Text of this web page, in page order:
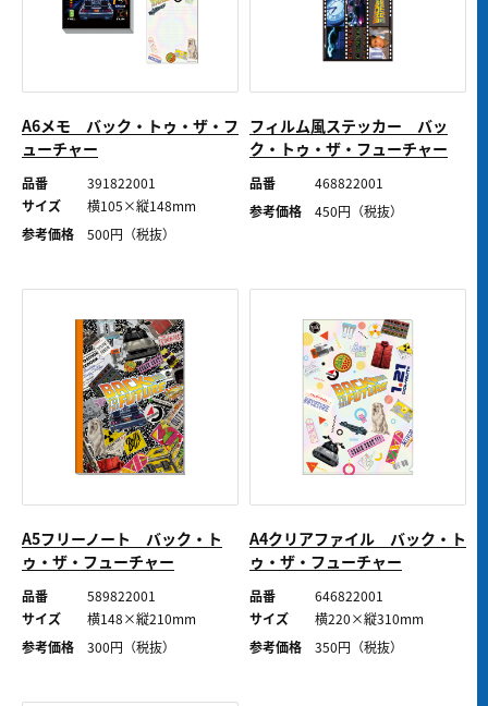
A6メモ バック・トゥ・ザ・フ
ューチャー
品番
391822001
サイズ
横105×縦148mm
参考価格
500円（税抜）
フィルム風ステッカー バッ
ク・トゥ・ザ・フューチャー
品番
468822001
参考価格
450円（税抜）
A5フリーノート バック・ト
ゥ・ザ・フューチャー
品番
589822001
サイズ
横148×縦210mm
参考価格
300円（税抜）
A4クリアファイル バック・ト
ゥ・ザ・フューチャー
品番
646822001
サイズ
横220×縦310mm
参考価格
350円（税抜）